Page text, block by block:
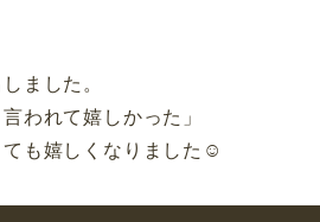
ました。
われて嬉しかった」
も嬉しくなりました☺️